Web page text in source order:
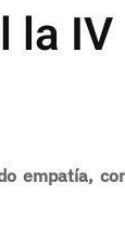
empatía,